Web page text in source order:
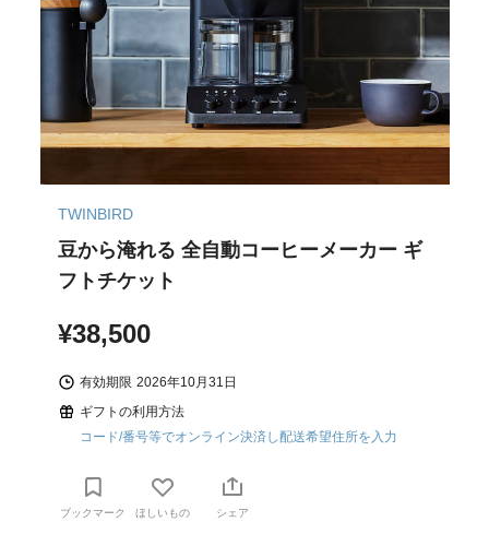
TWINBIRD
豆から淹れる 全自動コーヒーメーカー ギ
フトチケット
¥38,500
有効期限 2026年10月31日
ギフトの利用方法
コード/番号等でオンライン決済し配送希望住所を入力
ブックマーク ほしいもの シェア